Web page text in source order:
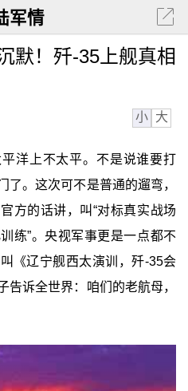
军情
默！歼-35上舰真相
小 大
洋上不太平。不是说谁要打
了。这次可不是普通的遛弯，
方的话讲，叫“对标真实战场
练”。央视军事更是一点都不
《辽宁舰西太演训，歼-35会
告诉全世界：咱们的老航母，